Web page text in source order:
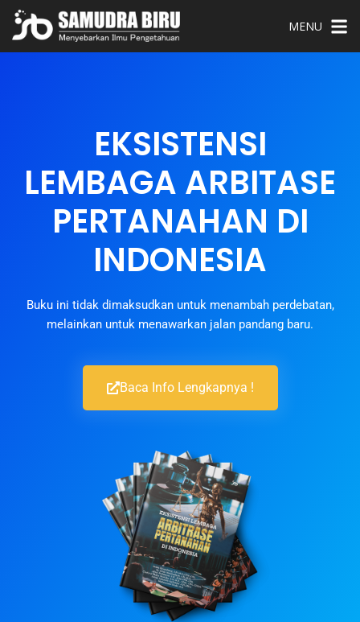
MENU
EKSISTENSI
LEMBAGA ARBITASE
PERTANAHAN DI
INDONESIA
Buku ini tidak dimaksudkan untuk menambah perdebatan,
melainkan untuk menawarkan jalan pandang baru.
Baca Info Lengkapnya !